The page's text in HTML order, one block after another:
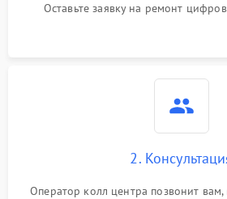
Оставьте заявку на ремонт
2.
Оператор колл центра позвонит